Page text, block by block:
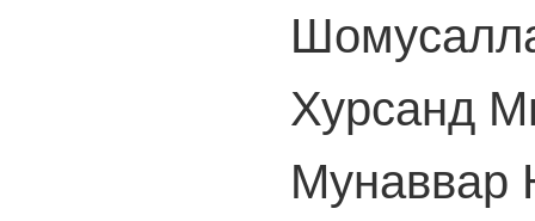
Хурсанд
Мунаввар